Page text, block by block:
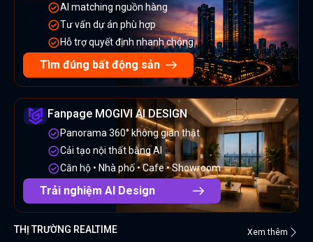
AI matching nguồn hàng
Tư vấn dự án phù hợp
Hỗ trợ quyết định nhanh chóng
Tìm đúng bất động sản
Fanpage MOGIVI AI DESIGN
Panorama 360° không gian thật
Cải tạo nội thất bằng AI
Căn hộ • Nhà phố • Cafe • Showroom
Trải nghiệm AI Design
THỊ TRƯỜNG REALTIME Xem thêm